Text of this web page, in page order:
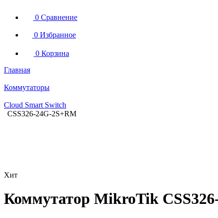
0 Сравнение
0 Избранное
0 Корзина
Главная
Коммутаторы
Cloud Smart Switch
CSS326-24G-2S+RM
Хит
Коммутатор MikroTik